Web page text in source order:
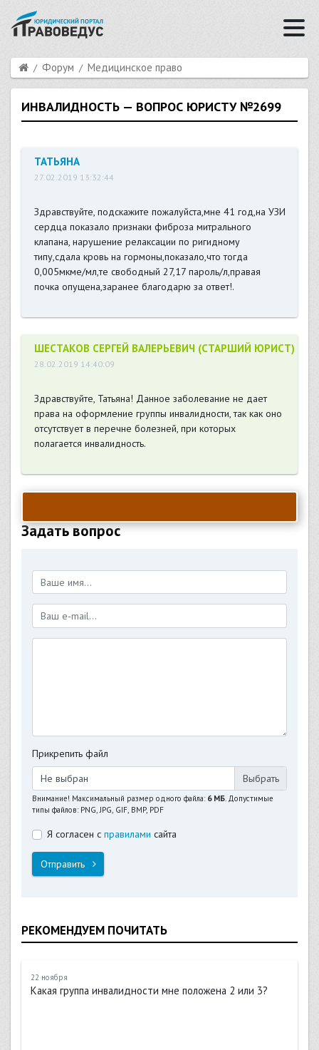
Форум Медицинское право
ИНВАЛИДНОСТЬ — ВОПРОС ЮРИСТУ №2699
ТАТЬЯНА
27.02.2019 13:32:44
Здравствуйте, подскажите пожалуйста,мне 41 год,на УЗИ
сердца показало признаки фиброза митрального
клапана, нарушение релаксации по ригидному
типу,сдала кровь на гормоны,показало,что тогда
0,005мкме/мл,те свободный 27,17 пароль/л,правая
почка опущена,заранее благодарю за ответ!.
ШЕСТАКОВ СЕРГЕЙ ВАЛЕРЬЕВИЧ (СТАРШИЙ ЮРИСТ)
28.02.2019 14:40:09
Здравствуйте, Татьяна! Данное заболевание не дает
права на оформление группы инвалидности, так как оно
отсутствует в перечне болезней, при которых
полагается инвалидность.
Задать вопрос
Прикрепить файл
Не выбран
Внимание! Максимальный размер одного файла: 6 МБ. Допустимые
типы файлов: PNG, JPG, GIF, BMP, PDF
Я согласен с правилами сайта
Отправить
РЕКОМЕНДУЕМ ПОЧИТАТЬ
22 ноября
Какая группа инвалидности мне положена 2 или 3?